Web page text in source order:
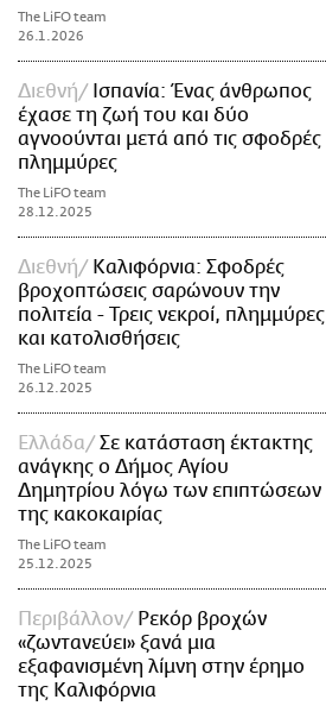
The LiFO team
26.1.2026
Διεθνή
Ισπανία: Ένας άνθρωπος
έχασε τη ζωή του και δύο
αγνοούνται μετά από τις σφοδρές
πλημμύρες
The LiFO team
28.12.2025
Διεθνή
Καλιφόρνια: Σφοδρές
βροχοπτώσεις σαρώνουν την
πολιτεία - Τρεις νεκροί, πλημμύρες
και κατολισθήσεις
The LiFO team
26.12.2025
Ελλάδα
Σε κατάσταση έκτακτης
ανάγκης ο Δήμος Αγίου
Δημητρίου λόγω των επιπτώσεων
της κακοκαιρίας
The LiFO team
25.12.2025
Περιβάλλον
Ρεκόρ βροχών
«ζωντανεύει» ξανά μια
εξαφανισμένη λίμνη στην έρημο
της Καλιφόρνια